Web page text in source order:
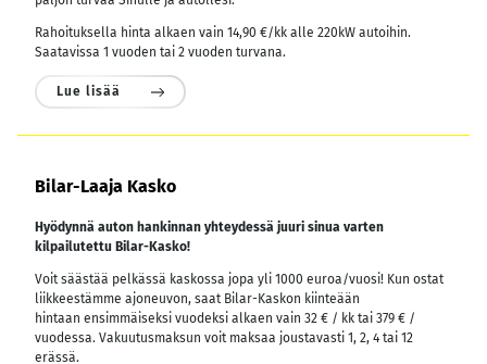
Rahoituksella hinta alkaen vain 14,90 €/kk alle 220kW autoihin.
Saatavissa 1 vuoden tai 2 vuoden turvana.
Lue lisää
Bilar-Laaja Kasko
Hyödynnä auton hankinnan yhteydessä juuri sinua varten
kilpailutettu Bilar-Kasko!
Voit säästää pelkässä kaskossa jopa yli 1000 euroa/vuosi! Kun ostat
liikkeestämme ajoneuvon, saat Bilar-Kaskon kiinteään
hintaan ensimmäiseksi vuodeksi alkaen vain 32 € / kk tai 379 € /
vuodessa. Vakuutusmaksun voit maksaa joustavasti 1, 2, 4 tai 12
erässä.